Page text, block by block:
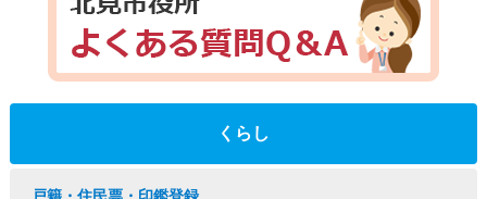
くらし